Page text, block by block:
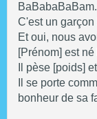
C'est un garçon
Et oui, nous
[Prénom] est
Il pèse [poids]
Il se porte
bonheur de sa